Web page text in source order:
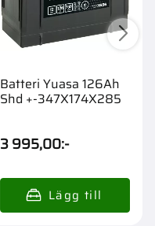
Batteri Yuasa 126Ah
Shd +-347X174X285
3 995,00:-